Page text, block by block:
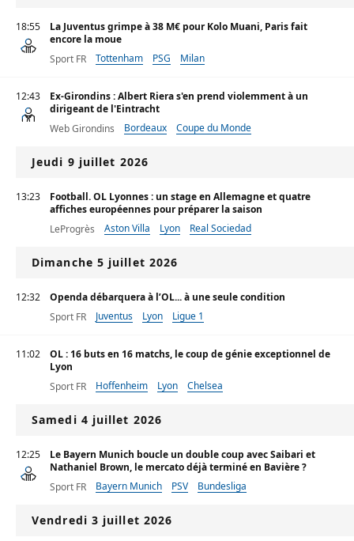
18:55
La Juventus grimpe à 38 M€ pour Kolo Muani, Paris fait
encore la moue
Sport FR
Tottenham PSG Milan
12:43
Ex-Girondins : Albert Riera s'en prend violemment à un
dirigeant de l'Eintracht
Web Girondins
Bordeaux Coupe du Monde
Jeudi 9 juillet 2026
13:23
Football. OL Lyonnes : un stage en Allemagne et quatre
affiches européennes pour préparer la saison
LeProgrès
Aston Villa Lyon Real Sociedad
Dimanche 5 juillet 2026
12:32
Openda débarquera à l’OL... à une seule condition
Sport FR
Juventus Lyon Ligue 1
11:02
OL : 16 buts en 16 matchs, le coup de génie exceptionnel de
Lyon
Sport FR
Hoffenheim Lyon Chelsea
Samedi 4 juillet 2026
12:25
Le Bayern Munich boucle un double coup avec Saibari et
Nathaniel Brown, le mercato déjà terminé en Bavière ?
Sport FR
Bayern Munich PSV Bundesliga
Vendredi 3 juillet 2026